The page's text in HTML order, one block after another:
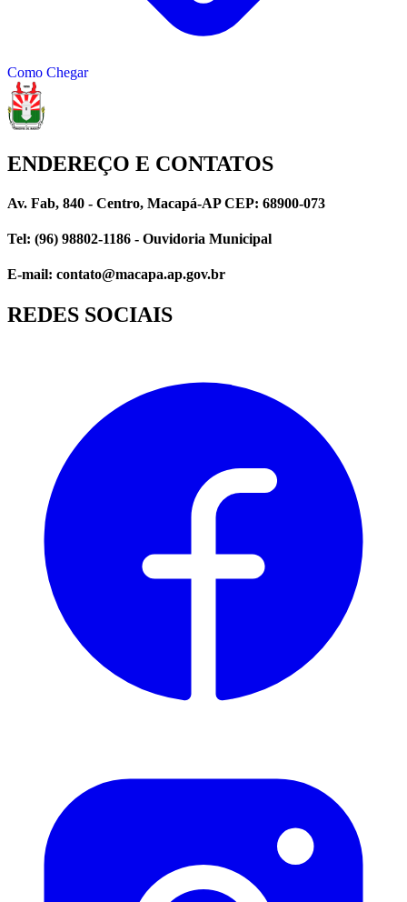
Como Chegar
ENDEREÇO E CONTATOS
Av. Fab, 840 - Centro, Macapá-AP CEP: 68900-073
Tel: (96) 98802-1186 - Ouvidoria Municipal
E-mail: contato@macapa.ap.gov.br
REDES SOCIAIS